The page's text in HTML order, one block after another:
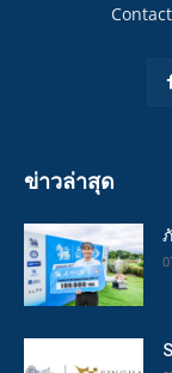
ข่าวล่าสุด